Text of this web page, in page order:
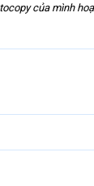
của mình